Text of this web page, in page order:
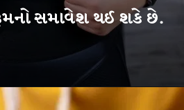
સમાવેશ થઈ શકે છે.